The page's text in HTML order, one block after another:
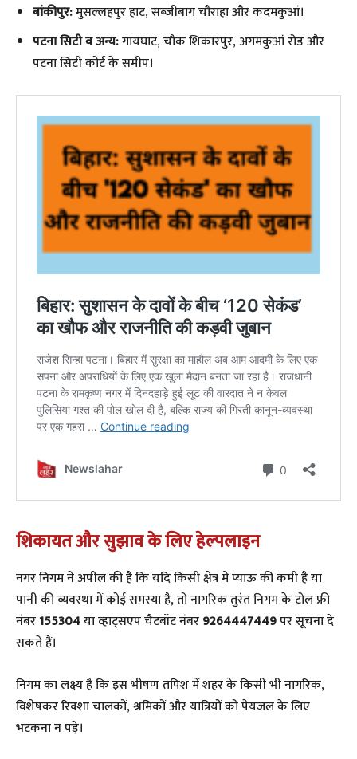
बांकीपुर:मुसल्लहपुर हाट, सब्जीबाग चौराहा और कदमकुआं।
पटना सिटी व अन्य:गायघाट, चौक शिकारपुर, अगमकुआं रोड और
पटना सिटी कोर्ट के समीप।
शिकायत और सुझाव के लिए हेल्पलाइन
​नगर निगम ने अपील की है कि यदि किसी क्षेत्र में प्याऊ की कमी है या
पानी की व्यवस्था में कोई समस्या है, तो नागरिक तुरंत निगम के टोल फ्री
नंबर155304या व्हाट्सएप चैटबॉट नंबर9264447449पर सूचना दे
सकते हैं।
​निगम का लक्ष्य है कि इस भीषण तपिश में शहर के किसी भी नागरिक,
विशेषकर रिक्शा चालकों, श्रमिकों और यात्रियों को पेयजल के लिए
भटकना न पड़े।